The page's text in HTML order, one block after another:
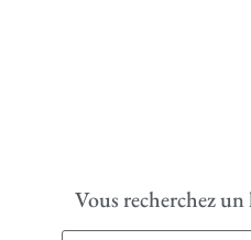
Vous recherchez